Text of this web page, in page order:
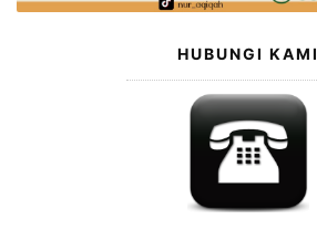
HUBUNGI KAMI